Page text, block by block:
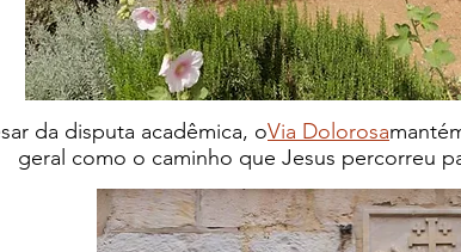
da disputa acadêmica, oVia Dolorosa
geral como o caminho que Jesus percorreu